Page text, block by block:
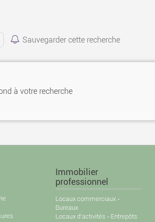
Sauvegarder cette recherche
à votre recherche
Immobilier
professionnel
Locaux commerciaux -
Bureaux
Locaux d'activités - Entrepôts